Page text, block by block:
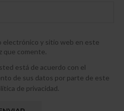
electrónico y sitio web en este
que comente.
está de acuerdo con el
de sus datos por parte de este
de privacidad.